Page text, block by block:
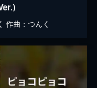
作曲：つんく